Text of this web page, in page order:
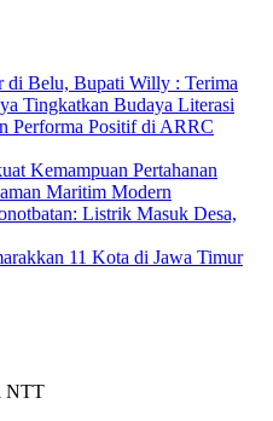
di Belu, Bupati Willy : Terima
Tingkatkan Budaya Literasi
Performa Positif di ARRC
Kemampuan Pertahanan
Maritim Modern
Listrik Masuk Desa,
11 Kota di Jawa Timur
NTT